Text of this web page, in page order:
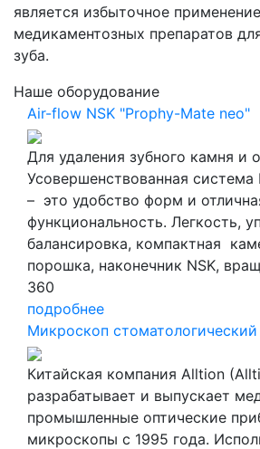
является избыточное применение
медикаментозных препаратов
зуба.
Наше оборудование
Air-flow NSK "Prophy-Mate neo"
Для удаления зубного камня и
Усовершенствованная
– это удобство форм и
функциональность. Легкость,
балансировка, компактная
порошка, наконечник NSK,
360
подробнее
Микроскоп стоматологический
Китайская компания Alltion
разрабатывает и выпускает
промышленные оптические
микроскопы с 1995 года.